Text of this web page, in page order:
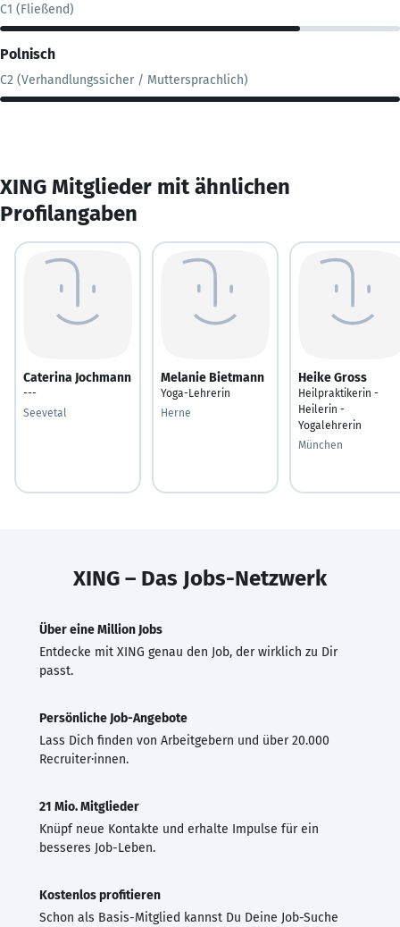
C1 (Fließend)
Polnisch
C2 (Verhandlungssicher / Muttersprachlich)
XING Mitglieder mit ähnlichen
Profilangaben
Caterina Jochmann
---
Seevetal
Melanie Bietmann
Yoga-Lehrerin
Herne
Heike Gross
Heilpraktikerin -
Heilerin -
Yogalehrerin
München
XING – Das Jobs-Netzwerk
Über eine Million Jobs
Entdecke mit XING genau den Job, der wirklich zu Dir
passt.
Persönliche Job-Angebote
Lass Dich finden von Arbeitgebern und über 20.000
Recruiter·innen.
21 Mio. Mitglieder
Knüpf neue Kontakte und erhalte Impulse für ein
besseres Job-Leben.
Kostenlos profitieren
Schon als Basis-Mitglied kannst Du Deine Job-Suche